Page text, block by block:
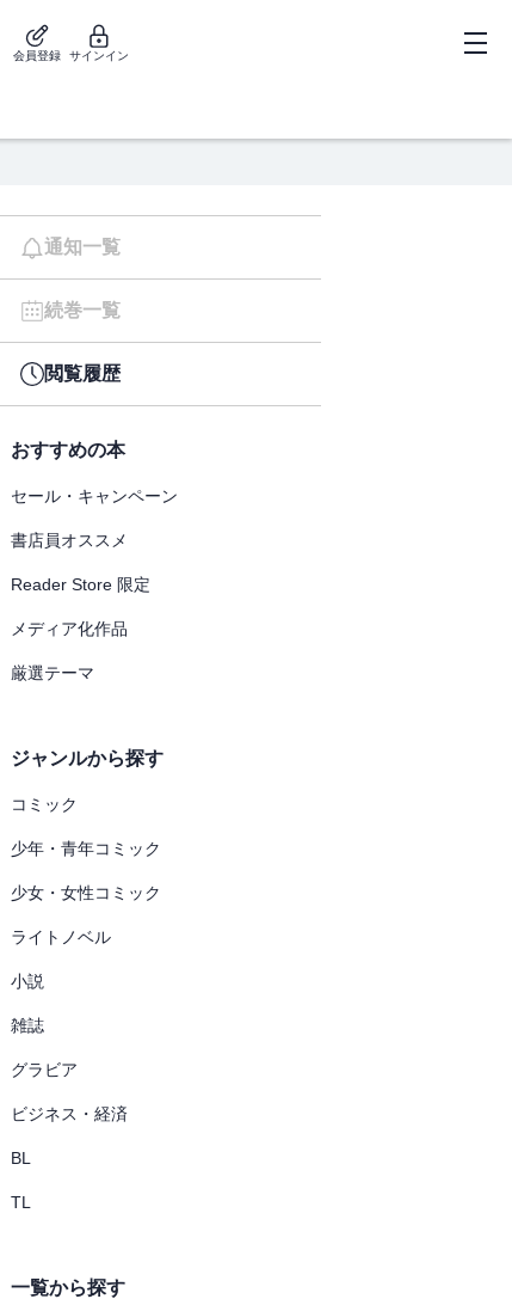
会員登録 サインイン
通知一覧
続巻一覧
閲覧履歴
おすすめの本
セール・キャンペーン
書店員オススメ
Reader Store 限定
メディア化作品
厳選テーマ
ジャンルから探す
コミック
少年・青年コミック
少女・女性コミック
ライトノベル
小説
雑誌
グラビア
ビジネス・経済
BL
TL
一覧から探す